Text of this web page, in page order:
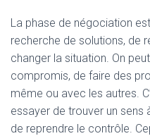
La phase de négociation
recherche de solutions, de
changer la situation. On
compromis, de faire des
même ou avec les autres.
essayer de trouver un sens
de reprendre le contrôle.